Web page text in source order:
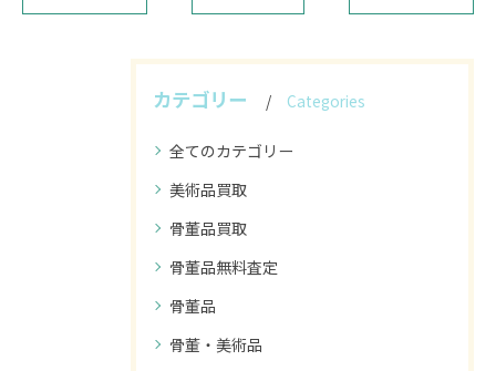
カテゴリー Categories
全てのカテゴリー
美術品買取
骨董品買取
骨董品無料査定
骨董品
骨董・美術品